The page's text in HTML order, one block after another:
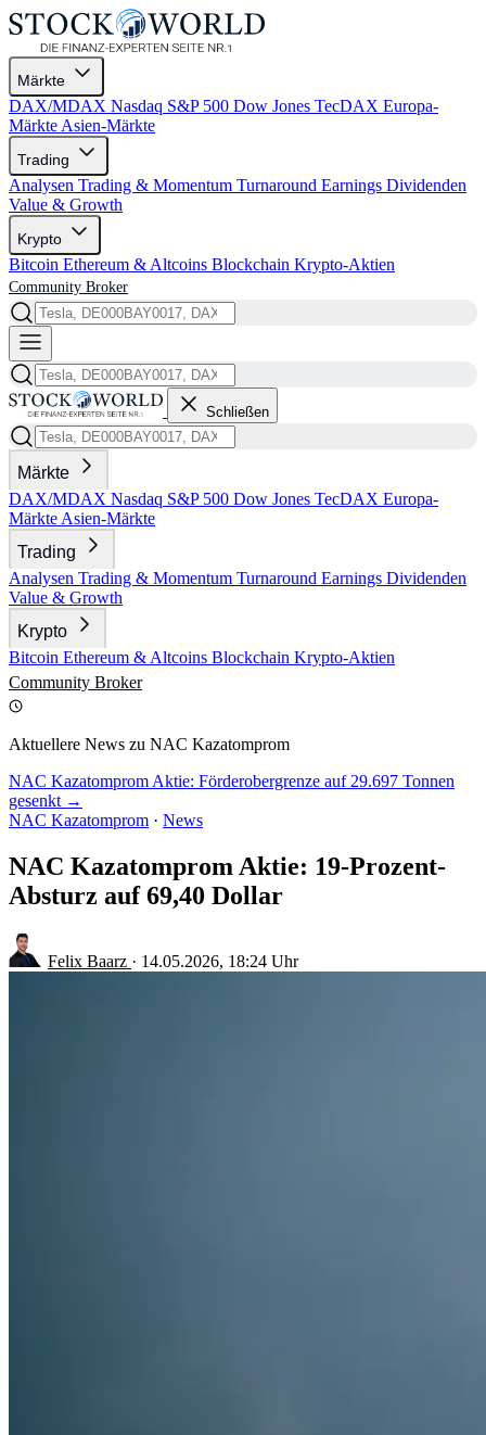
Märkte
DAX/MDAX Nasdaq S&P 500 Dow Jones TecDAX Europa-
Märkte Asien-Märkte
Trading
Analysen Trading & Momentum Turnaround Earnings Dividenden
Value & Growth
Krypto
Bitcoin Ethereum & Altcoins Blockchain Krypto-Aktien
Community Broker
Schließen
Märkte
DAX/MDAX Nasdaq S&P 500 Dow Jones TecDAX Europa-
Märkte Asien-Märkte
Trading
Analysen Trading & Momentum Turnaround Earnings Dividenden
Value & Growth
Krypto
Bitcoin Ethereum & Altcoins Blockchain Krypto-Aktien
Community Broker
Aktuellere News zu NAC Kazatomprom
NAC Kazatomprom Aktie: Förderobergrenze auf 29.697 Tonnen
gesenkt →
NAC Kazatomprom · News
NAC Kazatomprom Aktie: 19-Prozent-
Absturz auf 69,40 Dollar
Felix Baarz · 14.05.2026, 18:24 Uhr